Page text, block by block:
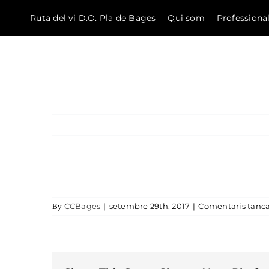
Ruta del vi D.O. Pla de Bages Qui som
By CCBages | setembre 29th, 2017 | Comentaris